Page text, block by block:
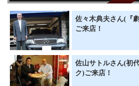
佐々木典夫さん(『
ご来店！
佐山サトルさん(初
ク)ご来店！